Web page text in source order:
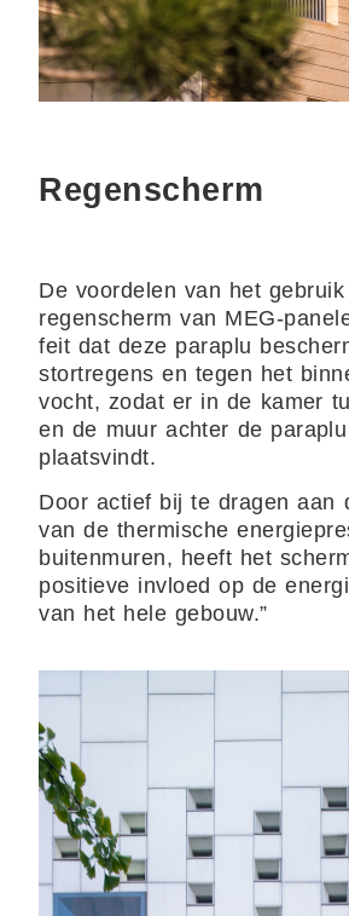
Regenscherm
De voordelen van het
regenscherm van MEG-
feit dat deze paraplu
stortregens en tegen het
vocht, zodat er in de kamer
en de muur achter de
plaatsvindt.
Door actief bij te dragen aan
van de thermische
buitenmuren, heeft het
positieve invloed op de
van het hele gebouw.”